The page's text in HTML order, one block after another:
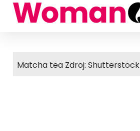
Matcha tea Zdroj: Shutterstock